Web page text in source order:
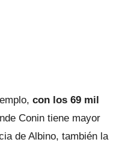
con los 69 mil
Conin tiene mayor
de Albino, también la